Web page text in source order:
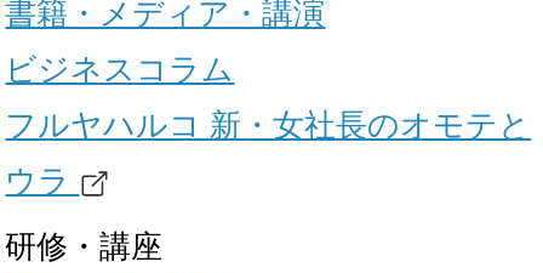
書籍・メディア・講演
ビジネスコラム
フルヤハルコ 新・女社長のオモテと
ウラ
研修・講座